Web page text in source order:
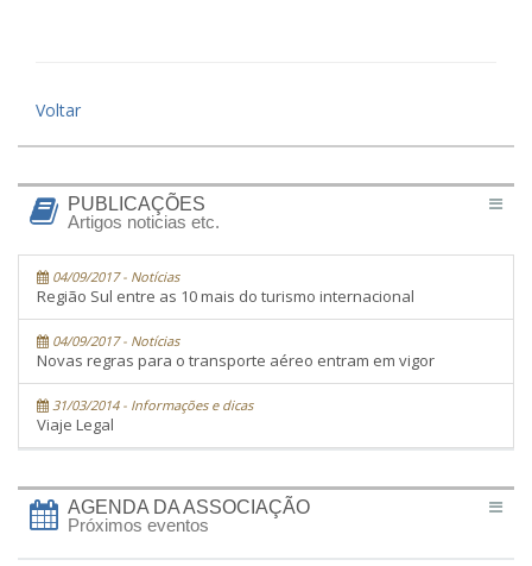
Voltar
PUBLICAÇÕES
Artigos noticias etc.
04/09/2017 - Notícias
Região Sul entre as 10 mais do turismo internacional
04/09/2017 - Notícias
Novas regras para o transporte aéreo entram em vigor
31/03/2014 - Informações e dicas
Viaje Legal
AGENDA DA ASSOCIAÇÃO
Próximos eventos